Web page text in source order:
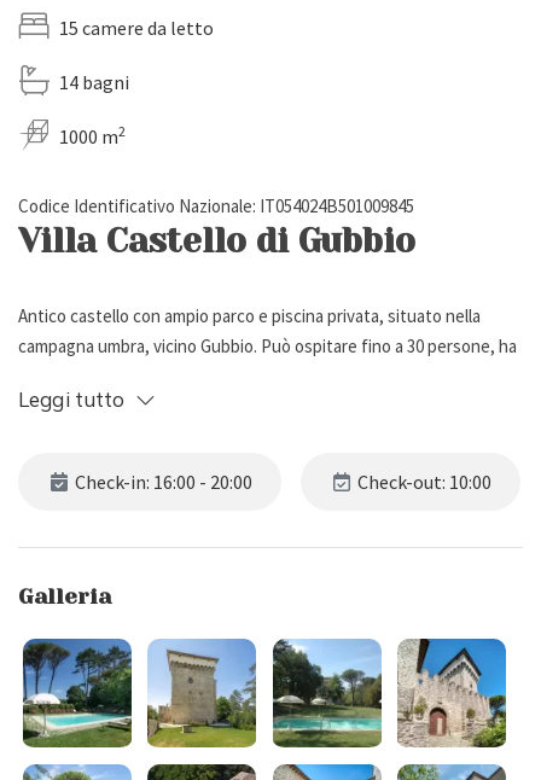
15 camere da letto
14 bagni
1000 m2
Codice Identificativo Nazionale: IT054024B501009845
Villa Castello di Gubbio
Antico castello con ampio parco e piscina privata, situato nella
campagna umbra, vicino Gubbio. Può ospitare fino a 30 persone, ha
campagna umbra, vicino Gubbio.
un paesaggio incontaminato, costellato di boschi, prati e acque. La
proprietà vanta un ampio parco recintato di 3 ettari con parcheggio
privato scoperto per 10 macchine.
All'interno del parco troviamo numerose zone dedicate al
divertimento e al relax quali: un campo da bocce, un campo per
Leggi tutto
Check-in: 16:00 - 20:00 Check-out: 10:00
Galleria